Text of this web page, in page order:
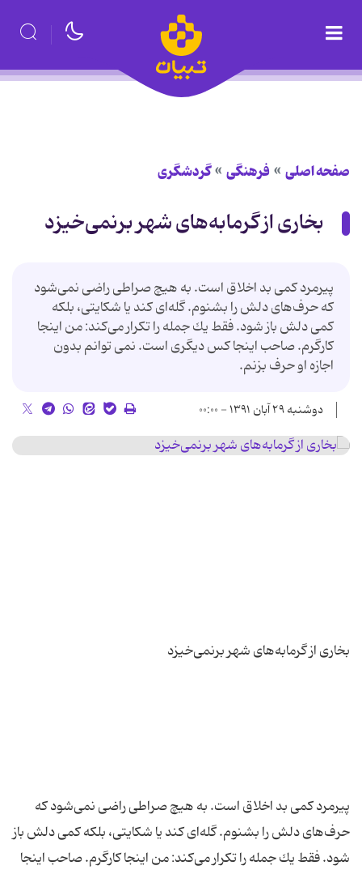
صفحه اصلی فرهنگی گردشگری
بخاری از گرمابه‌های شهر برنمی‌خیزد
پیرمرد كمی بد اخلاق است. به هیچ صراطی راضی نمی‌شود
كه حرف‌های دلش را بشنوم. گله‌ای كند یا شكایتی، بلكه
كمی دلش باز شود. فقط یك جمله را تكرار می‌كند: من اینجا
كارگرم. صاحب اینجا كس دیگری است. نمی توانم بدون
اجازه او حرف بزنم.
دوشنبه ۲۹ آبان ۱۳۹۱ - ۰۰:۰۰
پیرمرد كمی بد اخلاق است. به هیچ صراطی راضی نمی‌شود كه
حرف‌های دلش را بشنوم. گله‌ای كند یا شكایتی، بلكه كمی دلش باز
شود. فقط یك جمله را تكرار می‌كند: من اینجا كارگرم. صاحب اینجا